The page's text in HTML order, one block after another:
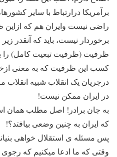
برآمریکا درارتباط با سایر
راضی نیست وایران هم که
برخوردار نیست، باید که آنقدر
ظرفیت (ظرفیت تبعیت کامل) را
کسب این ظرفیت که به معنی
درجریان یک انقلاب شبیه انقلاب
در ایران ممکن نیست!
به جان برادر! اصل مطلب همان
که ایران به چنین وضعی بیافتد؟!
پس مسئله ی استقلال خواهی
وقتی که ما ادعا میکنیم که رجوی